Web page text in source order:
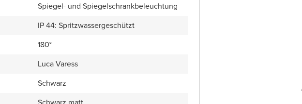
Spiegel- und Spiegelschrankbeleuchtung
IP 44: Spritzwassergeschützt
180°
Luca Varess
Schwarz